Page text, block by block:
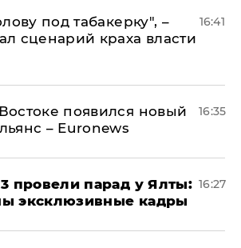
под табакерку", –
сценарий краха власти
16:41
появился новый
– Euronews
16:35
провели парад у Ялты:
эксклюзивные кадры
16:27